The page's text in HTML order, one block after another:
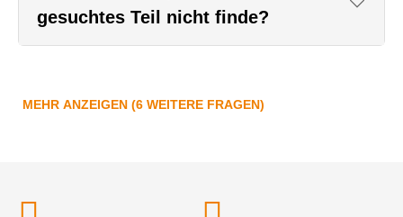
gesuchtes Teil nicht finde?
MEHR ANZEIGEN (6 WEITERE FRAGEN)